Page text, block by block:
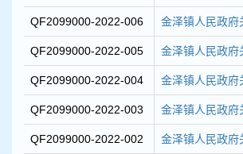
QF2099000-2022-006 金泽镇人民政府
QF2099000-2022-005 金泽镇人民政府
QF2099000-2022-004 金泽镇人民政府
QF2099000-2022-003 金泽镇人民政府
QF2099000-2022-002 金泽镇人民政府